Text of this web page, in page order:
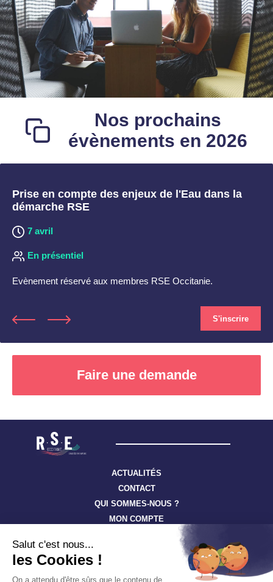
Nos prochains
évènements en 2026
Prise en compte des enjeux de l'Eau dans la
démarche RSE
7 avril
En présentiel
Evènement réservé aux membres RSE Occitanie.
S'inscrire
Faire une demande
Téléphone
ACTUALITÉS
CONTACT
QUI SOMMES-NOUS ?
MON COMPTE
Suivez toute l’actualité à travers nos newsletters